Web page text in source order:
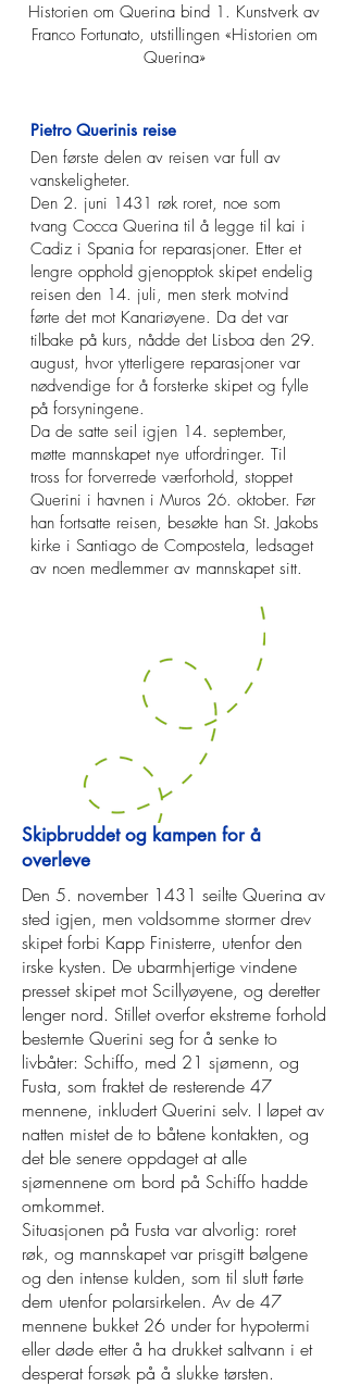
Historien om Querina bind 1. Kunstverk av
Franco Fortunato, utstillingen «Historien om
Querina»
Pietro Querinis reise
Den første delen av reisen var full av
vanskeligheter.
Den 2. juni 1431 røk roret, noe som
tvang Cocca Querina til å legge til kai i
Cadiz i Spania for reparasjoner. Etter et
lengre opphold gjenopptok skipet endelig
reisen den 14. juli, men sterk motvind
førte det mot Kanariøyene. Da det var
tilbake på kurs, nådde det Lisboa den 29.
august, hvor ytterligere reparasjoner var
nødvendige for å forsterke skipet og fylle
på forsyningene.
Da de satte seil igjen 14. september,
møtte mannskapet nye utfordringer. Til
tross for forverrede værforhold, stoppet
Querini i havnen i Muros 26. oktober. Før
han fortsatte reisen, besøkte han St. Jakobs
kirke i Santiago de Compostela, ledsaget
av noen medlemmer av mannskapet sitt.
Skipbruddet og kampen for å
overleve
Den 5. november 1431 seilte Querina av
sted igjen, men voldsomme stormer drev
skipet forbi Kapp Finisterre, utenfor den
irske kysten. De ubarmhjertige vindene
presset skipet mot Scillyøyene, og deretter
lenger nord. Stillet overfor ekstreme forhold
bestemte Querini seg for å senke to
livbåter: Schiffo, med 21 sjømenn, og
Fusta, som fraktet de resterende 47
mennene, inkludert Querini selv. I løpet av
natten mistet de to båtene kontakten, og
det ble senere oppdaget at alle
sjømennene om bord på Schiffo hadde
omkommet.
Situasjonen på Fusta var alvorlig: roret
røk, og mannskapet var prisgitt bølgene
og den intense kulden, som til slutt førte
dem utenfor polarsirkelen. Av de 47
mennene bukket 26 under for hypotermi
eller døde etter å ha drukket saltvann i et
desperat forsøk på å slukke tørsten.